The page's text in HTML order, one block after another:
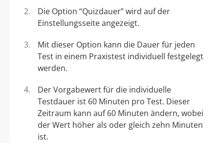
Die Option “Quizdauer” wird auf der
Einstellungsseite angezeigt.
Mit dieser Option kann die Dauer für jeden
Test in einem Praxistest individuell festgelegt
werden.
Der Vorgabewert für die individuelle
Testdauer ist 60 Minuten pro Test. Dieser
Zeitraum kann auf 60 Minuten ändern, wobei
der Wert höher als oder gleich zehn Minuten
ist.